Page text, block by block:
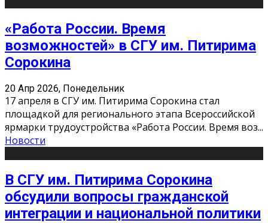
«Работа России. Время
возможностей» в СГУ им. Питирима
Сорокина
20 Апр 2026, Понедельник
17 апреля в СГУ им. Питирима Сорокина стал
площадкой для регионального этапа Всероссийской
ярмарки трудоустройства «Работа России. Время воз...
Новости
В СГУ им. Питирима Сорокина
обсудили вопросы гражданской
интеграции и национальной политики